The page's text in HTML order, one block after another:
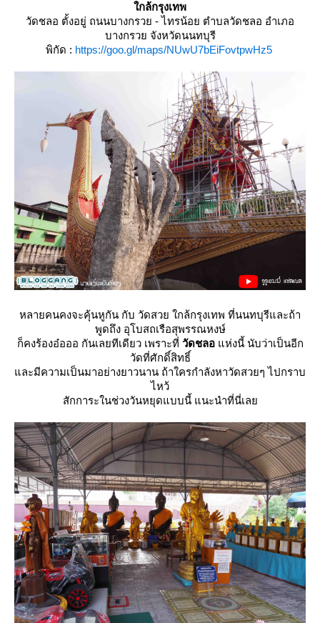
กล้กรุงเทพ
วัดชลอ ตั้งอยู่ ถนนบางกรวย - ไทรน้อย ตำบลวัดชลอ อำเภอ
บางกรวย จังหวัดนนทบุรี
พิกัด : https://goo.gl/maps/NUwU7bEiFovtpwHz5
หลายคนคงจะคุ้นหูกัน กับ วัดสวย ใกล้กรุงเทพ ที่นนทบุรีและถ้า
พูดถึง อุโบสถเรือสุพรรณหงษ์
ก็คงร้องอ๋อออ กันเลยทีเดียว เพราะที่ วัดชลอห่งนี้ นับว่าเป็นอีก
วัดที่ศักดิ์สิทธิ์
ละมีความเป็นมาอย่างยาวนาน ถ้าใครกำลังหาวัดสวยๆ ไปกราบ
ไหว้
สักการะในช่วงวันหยุดแบบนี้ แนะนำที่นี่เล